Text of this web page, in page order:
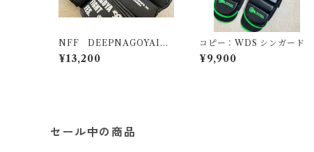
NFF DEEPNAGOYAIM
PACT公武堂ファイト公
式 グラップリンググロ
¥13,200
コピー：WDS シンガード
¥9,900
セール中の商品